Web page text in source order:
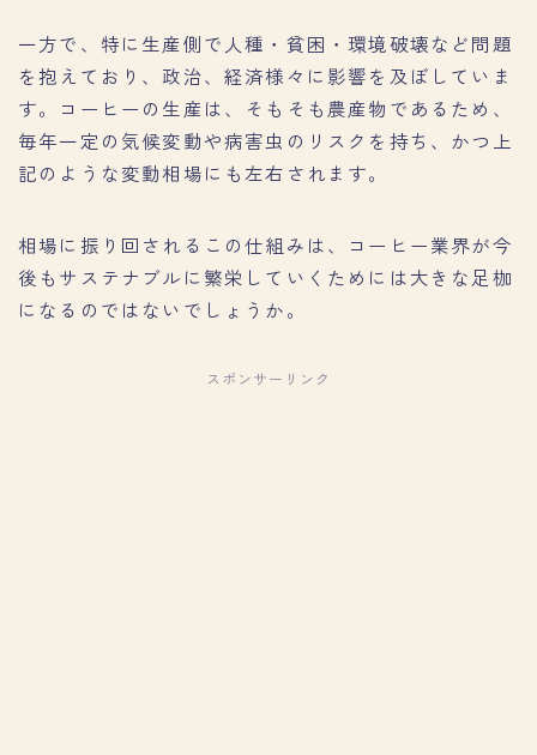
一方で、特に生産側で人種・貧困・環境破壊など問題
を抱えており、政治、経済様々に影響を及ぼしていま
す。コーヒーの生産は、そもそも農産物であるため、
毎年一定の気候変動や病害虫のリスクを持ち、かつ上
記のような変動相場にも左右されます。
相場に振り回されるこの仕組みは、コーヒー業界が今
後もサステナブルに繁栄していくためには大きな足枷
になるのではないでしょうか。
スポンサーリンク